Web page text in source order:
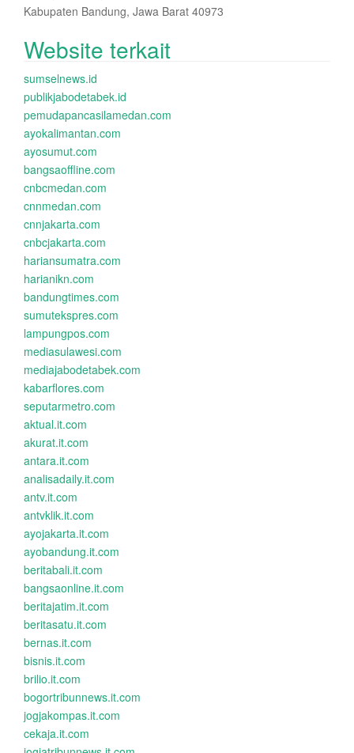
Kabupaten Bandung, Jawa Barat 40973
Website terkait
sumselnews.id
publikjabodetabek.id
pemudapancasilamedan.com
ayokalimantan.com
ayosumut.com
bangsaoffline.com
cnbcmedan.com
cnnmedan.com
cnnjakarta.com
cnbcjakarta.com
hariansumatra.com
harianikn.com
bandungtimes.com
sumutekspres.com
lampungpos.com
mediasulawesi.com
mediajabodetabek.com
kabarflores.com
seputarmetro.com
aktual.it.com
akurat.it.com
antara.it.com
analisadaily.it.com
antv.it.com
antvklik.it.com
ayojakarta.it.com
ayobandung.it.com
beritabali.it.com
bangsaonline.it.com
beritajatim.it.com
beritasatu.it.com
bernas.it.com
bisnis.it.com
brilio.it.com
bogortribunnews.it.com
jogjakompas.it.com
cekaja.it.com